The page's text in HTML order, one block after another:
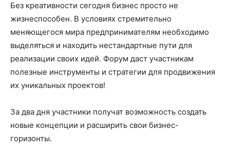
Без креативности сегодня бизнес просто не
жизнеспособен. В условиях стремительно
меняющегося мира предпринимателям необходимо
выделяться и находить нестандартные пути для
реализации своих идей. Форум даст участникам
полезные инструменты и стратегии для продвижения
их уникальных проектов!
За два дня участники получат возможность создать
новые концепции и расширить свои бизнес-
горизонты.